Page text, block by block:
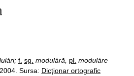
f. sg. moduláră, pl. moduláre
Sursa: Dicţionar ortografic